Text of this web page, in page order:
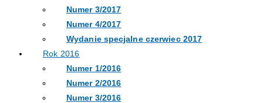
Numer 3/2017
Numer 4/2017
Wydanie specjalne czerwiec 2017
Rok 2016
Numer 1/2016
Numer 2/2016
Numer 3/2016